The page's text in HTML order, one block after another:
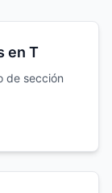
en T
de sección